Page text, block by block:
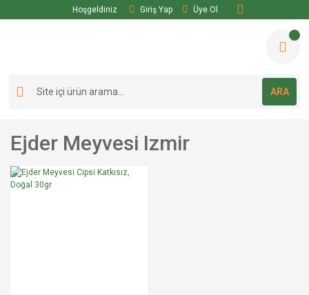
Hoşgeldiniz Giriş Yap Üye Ol
ARA
Ejder Meyvesi Izmir